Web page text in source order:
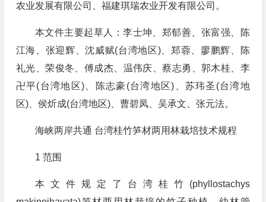
农业发展有限公司、福建琪瑞农业开发有限公司。
本文件主要起草人：李士坤、郑郁善、张富强、陈
江海、张迎辉、沈威赋(台湾地区)、郑蓉、廖鹏辉、陈
礼光、荣俊冬、傅成杰、温伟庆、蔡志勇、郭木桂、李
卍平(台湾地区)、陈志豪(台湾地区)、苏玮圣(台湾地
区)、侯炘成(台湾地区)、曹碧凤、吴承文、张元法。
海峡两岸共通 台湾桂竹笋材两用林栽培技术规程
1 范围
本文件规定了台湾桂竹(phyllostachys